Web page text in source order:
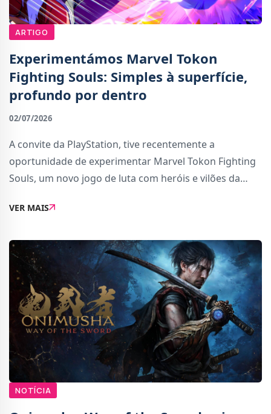
ARTIGO
Experimentámos Marvel Tokon
Fighting Souls: Simples à superfície,
profundo por dentro
02/07/2026
A convite da PlayStation, tive recentemente a
oportunidade de experimentar Marvel Tokon Fighting
Souls, um novo jogo de luta com heróis e vilões da
no PC e PlayStation 5.O jogo está a ser desenvolv
VER MAIS
NOTÍCIA